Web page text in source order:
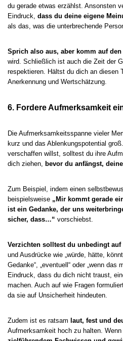
du gerade etwas erzählst. Ansonsten
Eindruck, dass du deine eigene
als das, was die unterbrechende
Sprich also aus, aber komm auf
wird. Schließlich ist auch die Zeit der
respektieren. Hältst du dich an diesen
Anerkennung und Wertschätzung.
6. Fordere Aufmerksamkeit
Die Aufmerksamkeitsspanne vieler
kurz und das Ablenkungspotential
verschaffen willst, solltest du ihre
dich ziehen, bevor du anfängst,
Zum Beispiel, indem einen
beispielsweise „Mir kommt gerade
ist ein Gedanke, der uns
sicher, dass…“ vorschiebst.
Verzichten solltest du unbedingt
und Ausdrücke wie „würde, hätte,
Gedanke“, „eventuell“ oder „wenn das
Eindruck, dass du dich nicht traust,
machen. Auch auf wie Fragen
da sie auf Unsicherheit hindeuten.
Zudem ist es ratsam laut, fest und
Aufmerksamkeit hoch zu halten.